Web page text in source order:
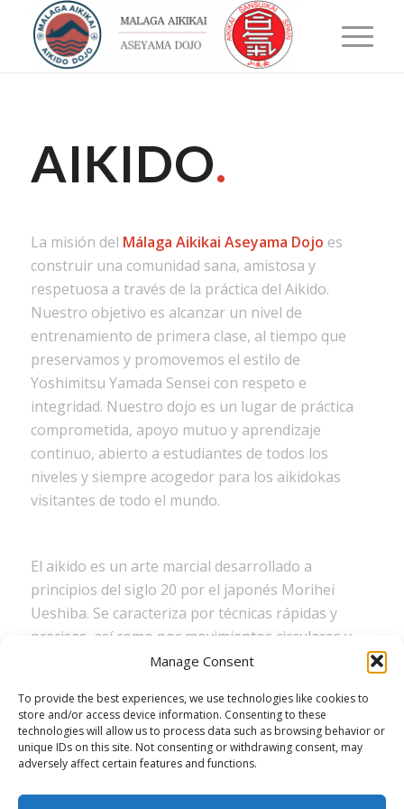
Manage Consent
To provide the best experiences, we use technologies like cookies to
store and/or access device information. Consenting to these
technologies will allow us to process data such as browsing behavior or
unique IDs on this site. Not consenting or withdrawing consent, may
adversely affect certain features and functions.
AIKIDO.
La misión del Málaga Aikikai Aseyama Dojo es
construir una comunidad sana, amistosa y
respetuosa a través de la práctica del Aikido.
Nuestro objetivo es alcanzar un nivel de
entrenamiento de primera clase, al tiempo que
preservamos y promovemos el estilo de
Yoshimitsu Yamada Sensei con respeto e
integridad. Nuestro dojo es un lugar de práctica
comprometida, apoyo mutuo y aprendizaje
continuo, abierto a estudiantes de todos los
niveles y siempre acogedor para los aikidokas
visitantes de todo el mundo.
El aikido es un arte marcial desarrollado a
principios del siglo 20 por el japonés Morihei
Ueshiba. Se caracteriza por técnicas rápidas y
precisas, así como por movimientos circulares y
fluidos que se utilizan para una defensa eficaz.
El términoAikikaise refiere normalmente a la
Fundación Aikikai. (公益財団法人合気会,Kōeki
Zaidan Hōjin Aikikai), que es la organización
original y matriz del arte marcial del